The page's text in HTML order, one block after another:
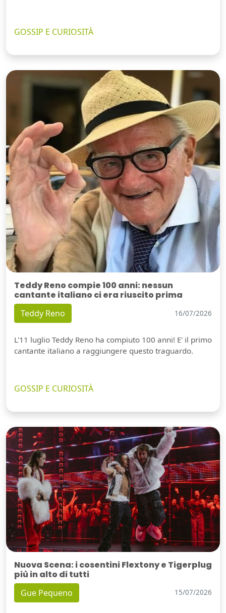
GOSSIP E CURIOSITÀ
Teddy Reno compie 100 anni: nessun
cantante italiano ci era riuscito prima
Teddy Reno 16/07/2026
L'11 luglio Teddy Reno ha compiuto 100 anni! E' il primo
cantante italiano a raggiungere questo traguardo.
GOSSIP E CURIOSITÀ
Nuova Scena: i cosentini Flextony e Tigerplug
più in alto di tutti
Gue Pequeno 15/07/2026